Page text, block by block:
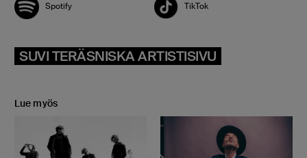
Spotify TikTok
SUVI TERÄSNISKA ARTISTISIVU
Lue myös